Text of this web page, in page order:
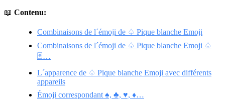
📖 Contenu:
Combinaisons de l´émoji de ♤ Pique blanche Emoji
Combinaisons de l´émoji de ♤ Pique blanche Emoji ♤
🃏…
L´apparence de ♤ Pique blanche Emoji avec différents
appareils
Émoji correspondant ♠️, ♣️, ♥️, ♦️…